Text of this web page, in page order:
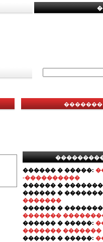
�������
������ � �����:
-����������
������ �
������ �
�������
������ �
�������
������ � �����:
������� �������
������ � �����: